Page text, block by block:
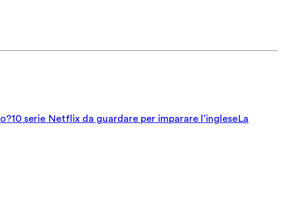
10 serie Netflix da guardare per imparare l’ingleseLa